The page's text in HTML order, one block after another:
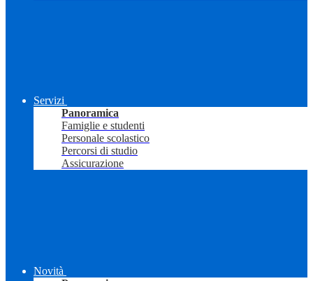
Servizi
Panoramica
Famiglie e studenti
Personale scolastico
Percorsi di studio
Assicurazione
Novità